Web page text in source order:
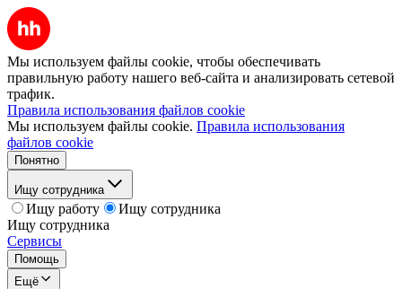
Мы используем файлы cookie, чтобы обеспечивать
правильную работу нашего веб-сайта и анализировать сетевой
трафик.
Правила использования файлов cookie
Мы используем файлы cookie. Правила использования
файлов cookie
Понятно
Ищу сотрудника
Ищу работу
Ищу сотрудника
Ищу сотрудника
Сервисы
Помощь
Ещё